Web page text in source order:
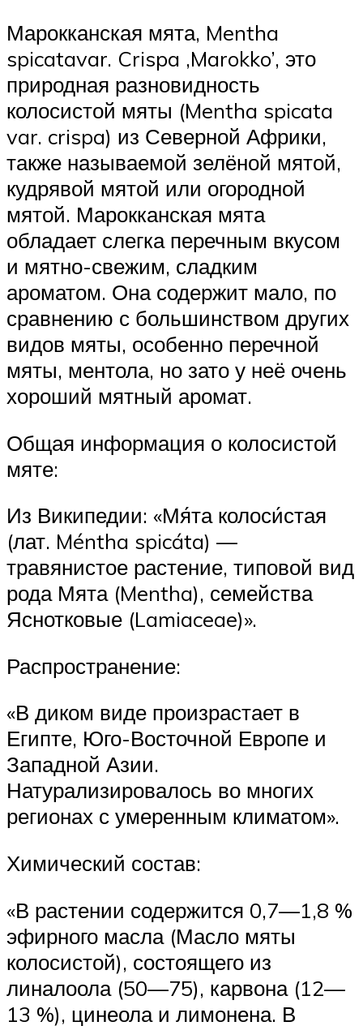
Марокканская мята, Mentha
spicatavar. Crispa ,Marokko’, это
природная разновидность
колосистой мяты (Mentha spicata
var. crispa) из Северной Африки,
также называемой зелёной мятой,
кудрявой мятой или огородной
мятой. Марокканская мята
обладает слегка перечным вкусом
и мятно-свежим, сладким
ароматом. Она содержит мало, по
сравнению с большинством других
видов мяты, особенно перечной
мяты, ментола, но зато у неё очень
хороший мятный аромат.
Общая информация о колосистой
мяте:
Из Википедии: «Мя́та колоси́стая
(лат. Méntha spicáta) —
травянистое растение, типовой вид
рода Мята (Mentha), семейства
Яснотковые (Lamiaceae)».
Распространение:
«В диком виде произрастает в
Египте, Юго-Восточной Европе и
Западной Азии.
Натурализировалось во многих
регионах с умеренным климатом».
Химический состав:
«В растении содержится 0,7—1,8 %
эфирного масла (Масло мяты
колосистой), состоящего из
линалоола (50—75), карвона (12—
13 %), цинеола и лимонена. В